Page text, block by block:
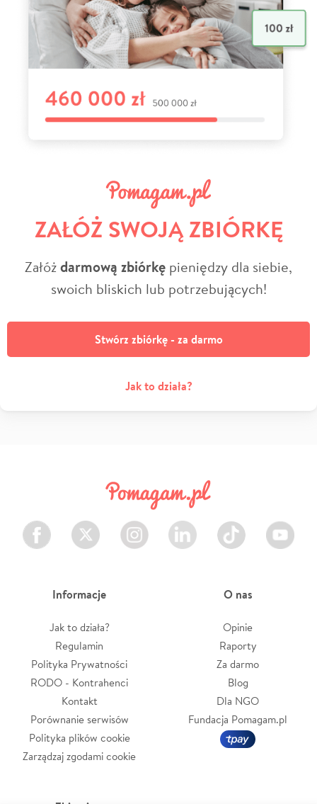
ZAŁÓŻ SWOJĄ ZBIÓRKĘ
Załóżdarmową zbiórkę pieniędzy dla siebie,
swoich bliskich lub potrzebujących!
Stwórz zbiórkę - za darmo
Jak to działa?
Facebook Twitter Instagram LinkedIn TikTok Youtube
Informacje
Jak to działa?
Regulamin
Polityka Prywatności
RODO - Kontrahenci
Kontakt
Porównanie serwisów
Polityka plików cookie
Zarządzaj zgodami cookie
O nas
Opinie
Raporty
Za darmo
Blog
Dla NGO
Fundacja Pomagam.pl